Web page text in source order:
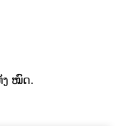
ງ ໝົດ.